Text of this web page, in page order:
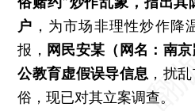
户 ，为市场非理性炒作降
报， 网民安某（网名：南
公教育虚假误导信息 ，扰
俗，现已对其立案调查。